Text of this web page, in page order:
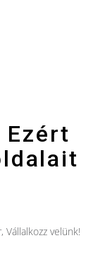
,Vállalkozz velünk!